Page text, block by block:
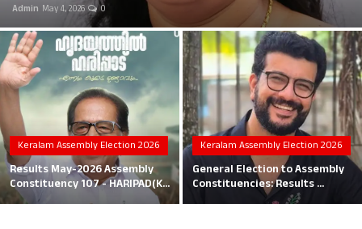
Business
Local News
Earn Money
Tutorials
Malayalam
Admin May 4, 2026 0
Keralam Assembly Election 2026
Results May-2026 Assembly
Constituency 107 - HARIPAD(K...
Keralam Assembly Election 2026
General Election to Assembly
Constituencies: Results ...